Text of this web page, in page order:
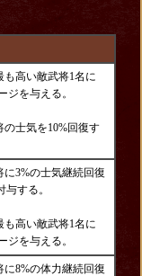
も高い敵武将1名に
ジを与える。
の士気を10%回復す
に3%の士気継続回復
する。
も高い敵武将1名に
ジを与える。
に8%の体力継続回復